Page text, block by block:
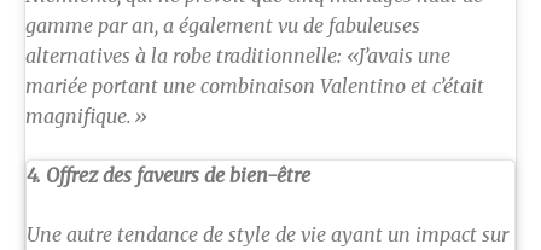
gamme par an, a également vu de fabuleuses
alternatives à la robe traditionnelle: «J’avais une
mariée portant une combinaison Valentino et c’était
magnifique.»
4. Offrez des faveurs de bien-être
Une autre tendance de style de vie ayant un impact sur